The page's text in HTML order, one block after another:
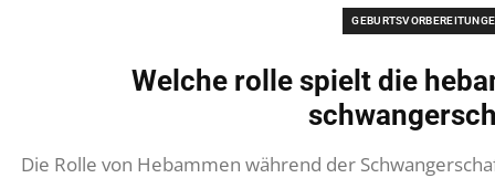
Welche rolle spielt die
Die Rolle von Hebammen während der